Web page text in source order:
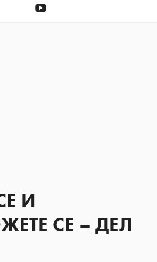
ДонирајYouTube
И
СЕ – ДЕЛ